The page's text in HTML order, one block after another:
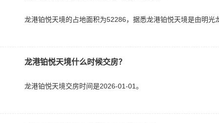
龙港铂悦天境的占地面积为52286，据悉龙港铂悦天境是由明光
龙港铂悦天境什么时候交房？
龙港铂悦天境交房时间是2026-01-01。